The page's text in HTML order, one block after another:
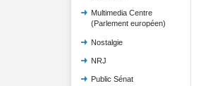
Multimedia Centre
(Parlement européen)
Nostalgie
NRJ
Public Sénat